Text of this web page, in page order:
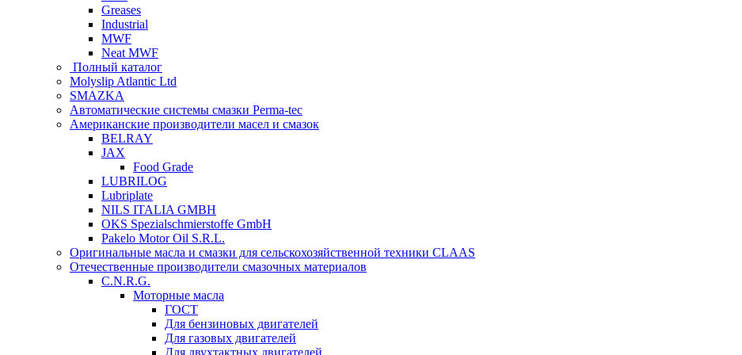
Greases
Industrial
MWF
Neat MWF
Полный каталог
Molyslip Atlantic Ltd
SMAZKA
Автоматические системы смазки Perma-tec
Американские производители масел и смазок
BELRAY
JAX
Food Grade
LUBRILOG
Lubriplate
NILS ITALIA GMBH
OKS Spezialschmierstoffe GmbH
Pakelo Motor Oil S.R.L.
Оригинальные масла и смазки для сельскохозяйственной техники CLAAS
Отечественные производители смазочных материалов
C.N.R.G.
Моторные масла
ГОСТ
Для бензиновых двигателей
Для газовых двигателей
Для двухтактных двигателей